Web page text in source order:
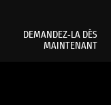
DEMANDEZ‑LA DÈS
MAINTENANT